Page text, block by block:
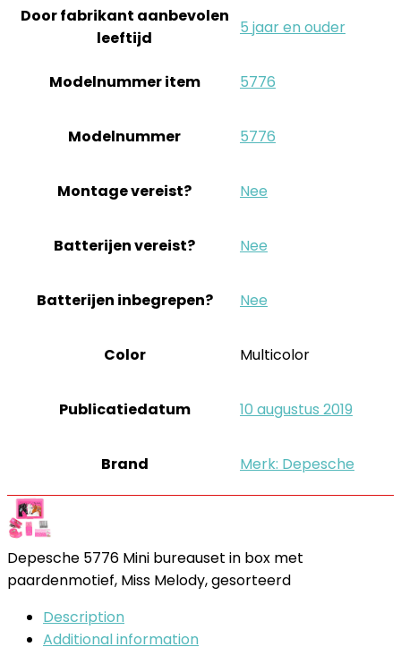
Door fabrikant aanbevolen
leeftijd
‎5 jaar en ouder
Modelnummer item ‎5776
Modelnummer ‎5776
Montage vereist? ‎Nee
Batterijen vereist? ‎Nee
Batterijen inbegrepen? ‎Nee
Color ‎Multicolor
Publicatiedatum ‎10 augustus 2019
Brand Merk: Depesche
Depesche 5776 Mini bureauset in box met
paardenmotief, Miss Melody, gesorteerd
Description
Additional information